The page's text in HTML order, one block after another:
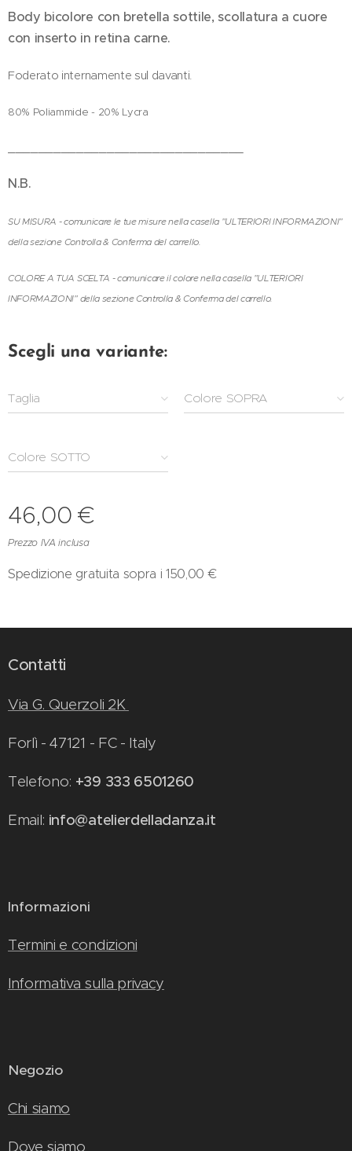
Body bicolore con bretella sottile, scollatura a cuore
con inserto in retina carne.
Foderato internamente sul davanti.
80% Poliammide - 20% Lycra
N.B.
SU MISURA - comunicare le tue misure nella casella "ULTERIORI INFORMAZIONI"
della sezione Controlla & Conferma del carrello.
COLORE A TUA SCELTA - comunicare il colore nella casella "ULTERIORI
INFORMAZIONI" della sezione Controlla & Conferma del carrello.
Scegli una variante:
Taglia Colore SOPRA
Colore SOTTO
46,00 €
Prezzo IVA inclusa
Spedizione gratuita sopra i 150,00 €
Contatti
Via G. Querzoli 2K
Forlì - 47121 - FC - Italy
Telefono: +39 333 6501260
Email: info@atelierdelladanza.it
Informazioni
Termini e condizioni
Informativa sulla privacy
Negozio
Chi siamo
Dove siamo